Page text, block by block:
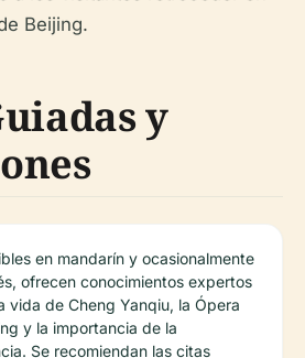
Beijing.
y
en mandarín y ocasionalmente
ofrecen conocimientos expertos
vida de Cheng Yanqiu, la Ópera
y la importancia de la
Se recomiendan las citas